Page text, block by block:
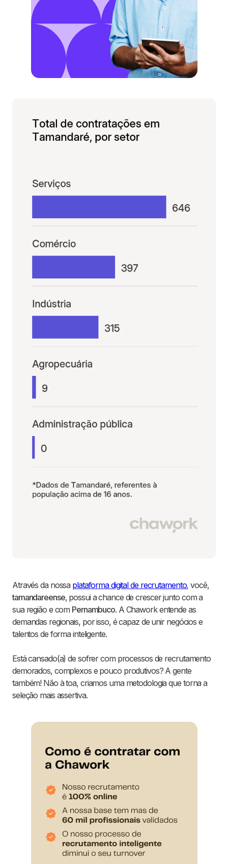
Através da nossa plataforma digital de recrutamento, você,
tamandareense, possui a chance de crescer junto com a
sua região e com Pernambuco. A Chawork entende as
demandas regionais, por isso, é capaz de unir negócios e
talentos de forma inteligente.
Está cansado(a) de sofrer com processos de recrutamento
demorados, complexos e pouco produtivos? A gente
também! Não à toa, criamos uma metodologia que torna a
seleção mais assertiva.